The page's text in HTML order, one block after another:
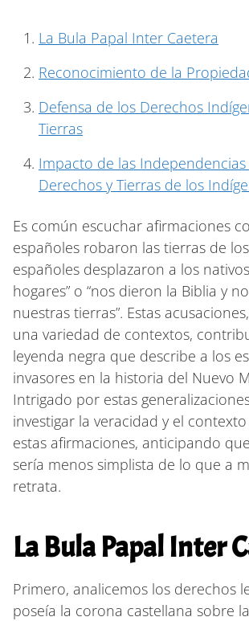
La Bula Papal Inter Caetera
Reconocimiento de la
Defensa de los Derechos
Tierras
Impacto de las
Derechos y Tierras de los
Es común escuchar afirmaciones
españoles robaron las tierras de los
españoles desplazaron a los
hogares” o “nos dieron la Biblia y
nuestras tierras”. Estas
una variedad de contextos,
leyenda negra que describe a los
invasores en la historia del Nuevo
Intrigado por estas
investigar la veracidad y el
estas afirmaciones, anticipando
sería menos simplista de lo que a
retrata.
La Bula Papal Inter
Primero, analicemos los derechos
poseía la corona castellana sobre